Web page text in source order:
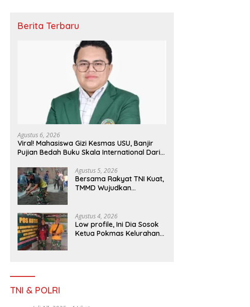
Berita Terbaru
Agustus 6, 2026
Viral! Mahasiswa Gizi Kesmas USU, Banjir
Pujian Bedah Buku Skala International Dari
Agustus 5, 2026
Bersama Rakyat TNI Kuat,
TMMD Wujudkan
Ketahanan Nasional di
Daerah.
Agustus 4, 2026
Low profile, Ini Dia Sosok
Ketua Pokmas Kelurahan
TNI & POLRI